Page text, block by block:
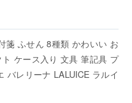
箋 ふせん 8種類 かわいい お
ケース入り 文具 筆記具 プ
バレリーナ LALUICE ラルイ